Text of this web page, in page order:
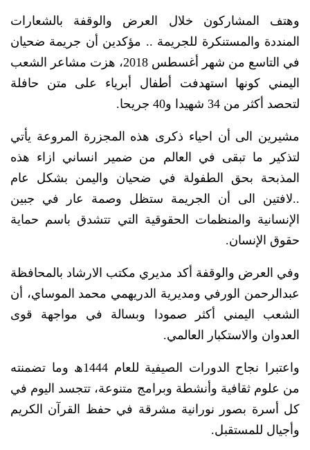
وهتف المشاركون خلال العرض والوقفة بالشعارات
المنددة والمستنكرة للجريمة .. مؤكدين أن جريمة ضحيان
في التاسع من شهر أغسطس 2018، هزت مشاعر الشعب
اليمني كونها استهدفت أطفال أبرياء على متن حافلة
لتحصد أكثر من 34 شهيدا و40 جريحا.
مشيرين الى أن احياء ذكرى هذه المجزرة المروعة يأتي
لتذكير ما تبقى في العالم من ضمير انساني ازاء هذه
المذبحة بحق الطفولة في ضحيان واليمن بشكل عام
..لافتين الى أن الجريمة ستظل وصمة عار في جبين
الإنسانية والمنظمات الحقوقية التي تتشدق باسم حماية
حقوق الإنسان.
وفي العرض والوقفة أكد مديري مكتب الارشاد بالمحافظة
عبدالرحمن الورفي ومديرية الدريهمي محمد الموساي، أن
الشعب اليمني أكثر صمودا وبسالة في مواجهة قوى
العدوان والاستكبار العالمي.
واعتبرا نجاح الدورات الصيفية للعام 1444ھ وما تضمنته
من علوم ثقافية وأنشطة وبرامج متنوعة، تتجسد اليوم في
كل أسرة بصور نورانية مشرقة في حفظ القرآن الكريم
وأجيال للمستقبل.